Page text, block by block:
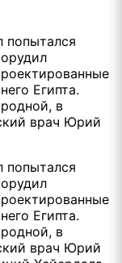
попытался
Египта.
в
врач Юрий
попытался
Египта.
в
врач Юрий